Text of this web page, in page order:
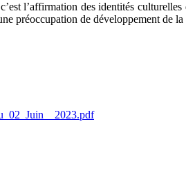
l’affirmation des identités
préoccupation de développement de la